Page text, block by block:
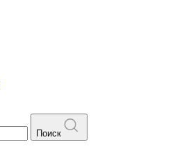
Поиск